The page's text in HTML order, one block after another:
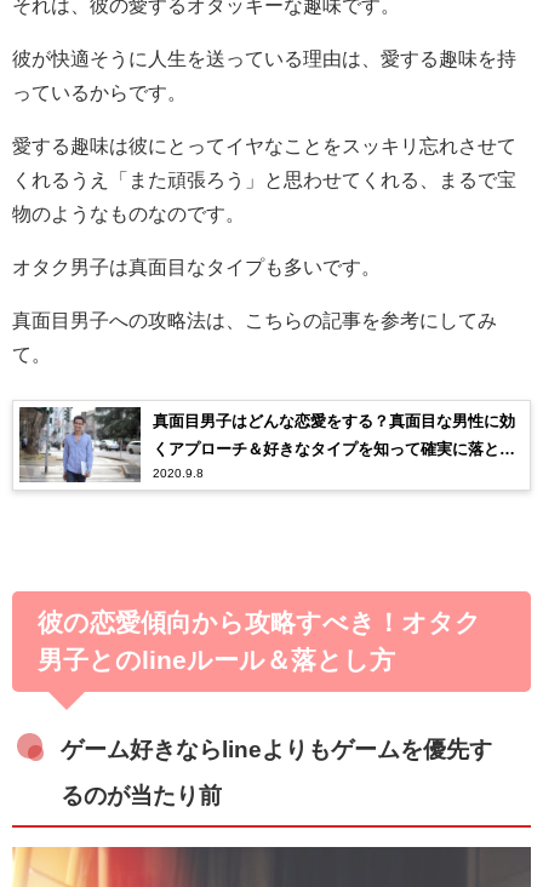
それは、彼の愛するオタッキーな趣味です。
彼が快適そうに人生を送っている理由は、愛する趣味を持
っているからです。
愛する趣味は彼にとってイヤなことをスッキリ忘れさせて
くれるうえ「また頑張ろう」と思わせてくれる、まるで宝
物のようなものなのです。
オタク男子は真面目なタイプも多いです。
真面目男子への攻略法は、こちらの記事を参考にしてみ
て。
真面目男子はどんな恋愛をする？真面目な男性に効
くアプローチ＆好きなタイプを知って確実に落とす
方法
2020.9.8
彼の恋愛傾向から攻略すべき！オタク
男子とのlineルール＆落とし方
ゲーム好きならlineよりもゲームを優先す
るのが当たり前